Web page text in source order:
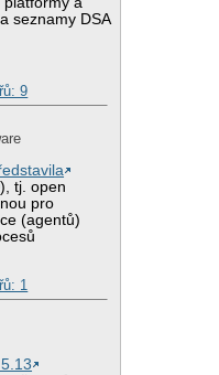
seznamy DSA
9
), tj. open
pro
(agentů)
1